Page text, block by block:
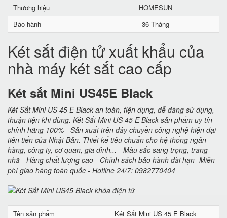
Thương hiệu
HOMESUN
Bảo hành
36 Tháng
Két sắt điện tử xuất khẩu của
nhà máy két sắt cao cấp
Két sắt Mini US45E Black
Két Sắt Mini US 45 E Black an toàn, tiện dụng, dễ dàng sử dụng,
thuận tiện khi dùng. Két Sắt Mini US 45 E Black sản phẩm uy tín
chính hãng 100% - Sản xuất trên dây chuyền công nghệ hiện đại
tiên tiến của Nhật Bản. Thiết kế tiêu chuẩn cho hệ thống ngân
hàng, công ty, cơ quan, gia đình... - Màu sắc sang trọng, trang
nhã - Hàng chất lượng cao - Chính sách bảo hành dài hạn- Miễn
phí giao hàng toàn quốc - Hotline 24/7: 0982770404
Tên sản phẩm
Két Sắt Mini US 45 E Black